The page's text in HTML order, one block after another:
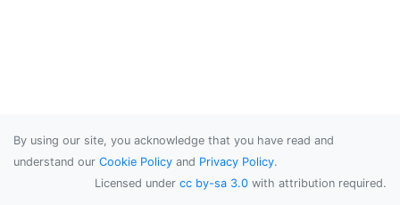
By using our site, you acknowledge that you have read and
understand our Cookie Policy and Privacy Policy.
Licensed under cc by-sa 3.0 with attribution required.